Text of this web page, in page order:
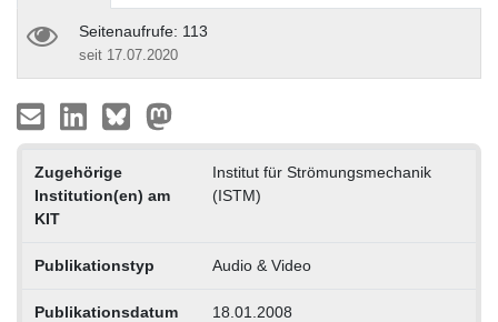
Seitenaufrufe: 113
seit 17.07.2020
Zugehörige
Institution(en) am
KIT
Institut für Strömungsmechanik
(ISTM)
Publikationstyp Audio & Video
Publikationsdatum 18.01.2008